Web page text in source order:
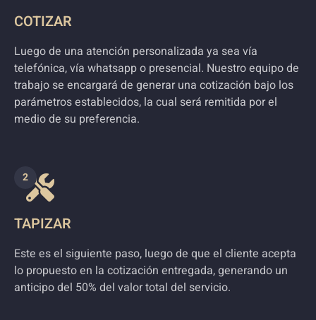
COTIZAR
Luego de una atención personalizada ya sea vía
telefónica, vía whatsapp o presencial. Nuestro equipo de
trabajo se encargará de generar una cotización bajo los
parámetros establecidos, la cual será remitida por el
medio de su preferencia.
2
TAPIZAR
Este es el siguiente paso, luego de que el cliente acepta
lo propuesto en la cotización entregada, generando un
anticipo del 50% del valor total del servicio.